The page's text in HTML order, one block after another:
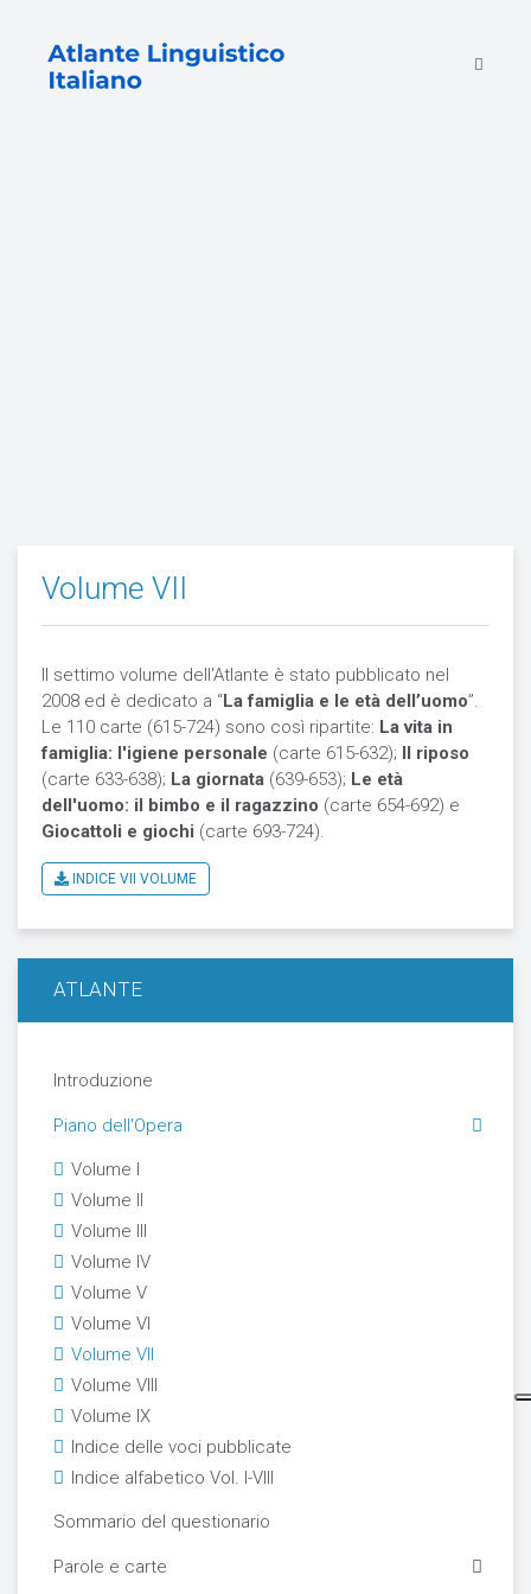
Volume VII
Il settimo volume dell'Atlante è stato pubblicato nel
2008 ed è dedicato a “La famiglia e le età dell’uomo”.
Le 110 carte (615-724) sono così ripartite: La vita in
famiglia: l'igiene personale (carte 615-632); Il riposo
(carte 633-638); La giornata (639-653); Le età
dell'uomo: il bimbo e il ragazzino (carte 654-692) e
Giocattoli e giochi (carte 693-724).
INDICE VII VOLUME
ATLANTE
Introduzione
Piano dell'Opera
Volume I
Volume II
Volume III
Volume IV
Volume V
Volume VI
Volume VII
Volume VIII
Volume IX
Indice delle voci pubblicate
Indice alfabetico Vol. I-VIII
Sommario del questionario
Parole e carte